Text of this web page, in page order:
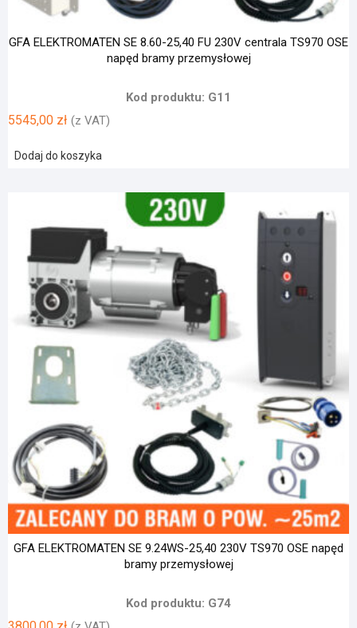
GFA ELEKTROMATEN SE 8.60-25,40 FU 230V centrala TS970 OSE
napęd bramy przemysłowej
Kod produktu: G11
5545,00 zł (z VAT)
Dodaj do koszyka
GFA ELEKTROMATEN SE 9.24WS-25,40 230V TS970 OSE napęd
bramy przemysłowej
Kod produktu: G74